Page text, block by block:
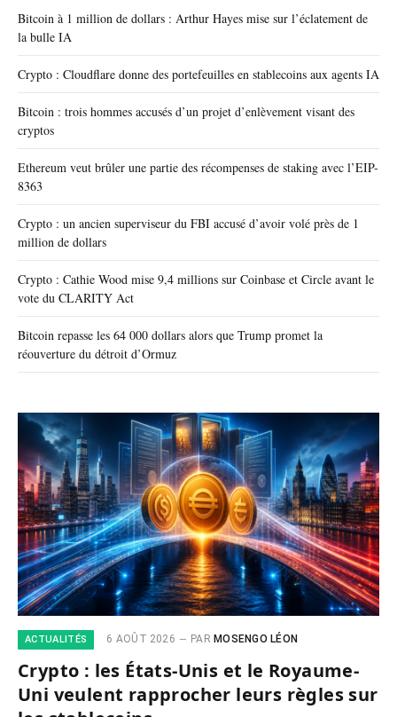
Bitcoin à 1 million de dollars : Arthur Hayes mise sur l’éclatement de
la bulle IA
Crypto : Cloudflare donne des portefeuilles en stablecoins aux agents IA
Bitcoin : trois hommes accusés d’un projet d’enlèvement visant des
cryptos
Ethereum veut brûler une partie des récompenses de staking avec l’EIP-
8363
Crypto : un ancien superviseur du FBI accusé d’avoir volé près de 1
million de dollars
Crypto : Cathie Wood mise 9,4 millions sur Coinbase et Circle avant le
vote du CLARITY Act
Bitcoin repasse les 64 000 dollars alors que Trump promet la
réouverture du détroit d’Ormuz
ACTUALITÉS 6 AOÛT 2026 PAR MOSENGO LÉON
Crypto : les États-Unis et le Royaume-
Uni veulent rapprocher leurs règles sur